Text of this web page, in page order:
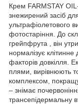
Крем FARMSTAY
знежирений засіб
ультрафіолетового
фотостаріння. До
грейпфрута , він
нормалізує
факторів довкілля.
плями, вирівнюють
комплексом,
– знімає
трансепідермальну